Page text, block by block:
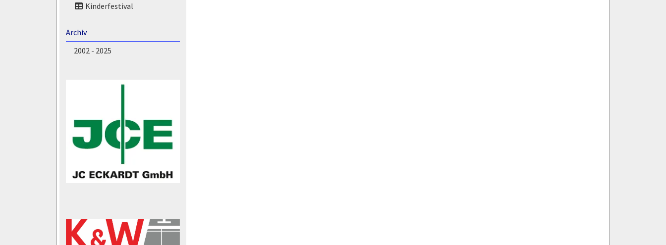
Kinderfestival
Archiv
2002 - 2025